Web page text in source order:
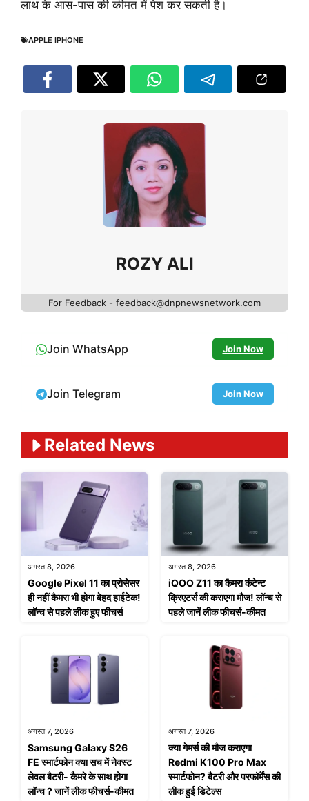
लाथ के आस-पास की कीमत में पेश कर सकती है।
APPLE IPHONE
ROZY ALI
For Feedback - feedback@dnpnewsnetwork.com
Join WhatsApp Join Now
Join Telegram Join Now
Related News
अगस्त 8, 2026
Google Pixel 11 का प्रोसेसर
ही नहीं कैमरा भी होगा बेहद हाईटेक!
लॉन्च से पहले लीक हुए फीचर्स
अगस्त 8, 2026
iQOO Z11 का कैमरा कंटेन्ट
क्रिएटर्स की कराएगा मौज! लॉन्च से
पहले जानें लीक फीचर्स-कीमत
अगस्त 7, 2026
Samsung Galaxy S26
FE स्मार्टफोन क्या सच में नेक्स्ट
लेवल बैटरी- कैमरे के साथ होगा
लॉन्च ? जानें लीक फीचर्स-कीमत
अगस्त 7, 2026
क्या गेमर्स की मौज कराएगा
Redmi K100 Pro Max
स्मार्टफोन? बैटरी और परफॉर्मेंस की
लीक हुई डिटेल्स